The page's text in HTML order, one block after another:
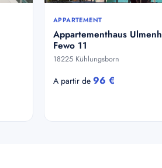
APPARTEMENT
Appartementhaus
Fewo 11
18225 Kühlungsborn
A partir de 96 €